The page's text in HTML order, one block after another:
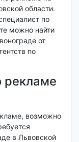
области.
по
можно найти
от
по
рекламе
возможно
в Львовской